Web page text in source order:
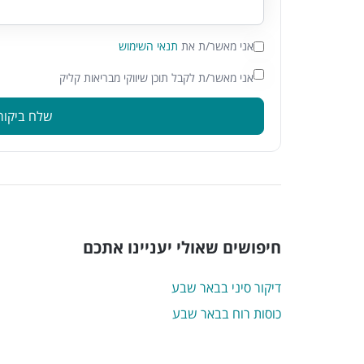
אני מאשר/ת את תנאי השימוש
אני מאשר/ת לקבל תוכן שיווקי מבריאות קליק
שלח
חיפושים שאולי יעניינו אתכם
דיקור סיני בבאר שבע
כוסות רוח בבאר שבע